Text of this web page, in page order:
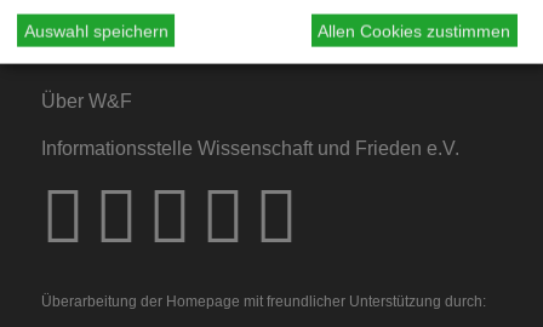
Hinweise für Dossiers
Über W&F
Informationsstelle Wissenschaft und Frieden e.V.
Überarbeitung der Homepage mit freundlicher Unterstützung durch:
Auswahl speichern Allen Cookies zustimmen